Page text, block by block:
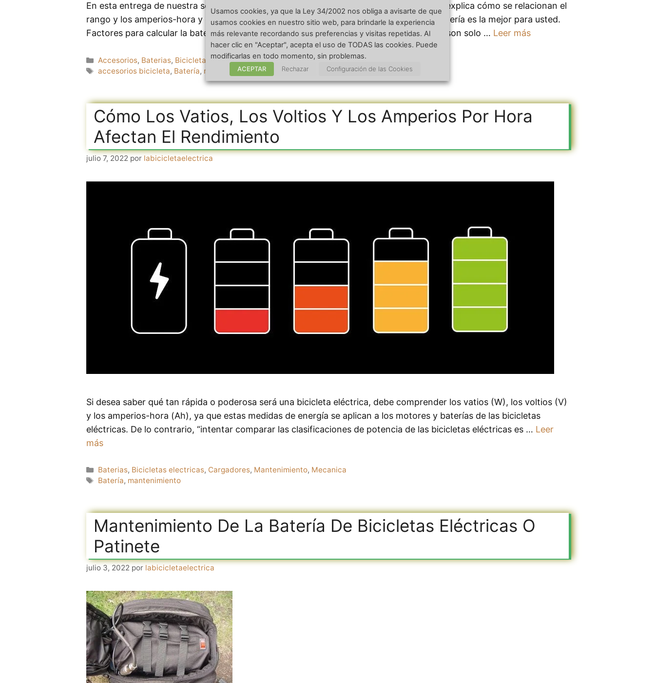
En esta entrega de nuestra serie de videos sobre la bicicleta eléctrica de 3 minutos, Bill explica cómo se relacionan el
rango y los amperios-hora y qué factores importantes necesita para determinar qué batería es la mejor para usted.
Factores para calcular la bateria de la bicicleta eléctrica Primero, los amperios por hora son solo … Leer más
Categorías
Accesorios, Baterias, Bicicletas electricas
Etiquetas
accesorios bicicleta, Batería, mecanica
Cómo Los Vatios, Los Voltios Y Los Amperios Por Hora
Afectan El Rendimiento
julio 7, 2022 por labicicletaelectrica
Si desea saber qué tan rápida o poderosa será una bicicleta eléctrica, debe comprender los vatios (W), los voltios (V)
y los amperios-hora (Ah), ya que estas medidas de energía se aplican a los motores y baterías de las bicicletas
eléctricas. De lo contrario, “intentar comparar las clasificaciones de potencia de las bicicletas eléctricas es … Leer
más
Categorías
Baterias, Bicicletas electricas, Cargadores, Mantenimiento, Mecanica
Etiquetas
Batería, mantenimiento
Mantenimiento De La Batería De Bicicletas Eléctricas O
Patinete
julio 3, 2022 por labicicletaelectrica
Usamos cookies, ya que la Ley 34/2002 nos obliga a avisarte de que
usamos cookies en nuestro sitio web, para brindarle la experiencia
más relevante recordando sus preferencias y visitas repetidas. Al
hacer clic en "Aceptar", acepta el uso de TODAS las cookies. Puede
modificarlas en todo momento, sin problemas.
ACEPTAR Rechazar Configuración de las Cookies